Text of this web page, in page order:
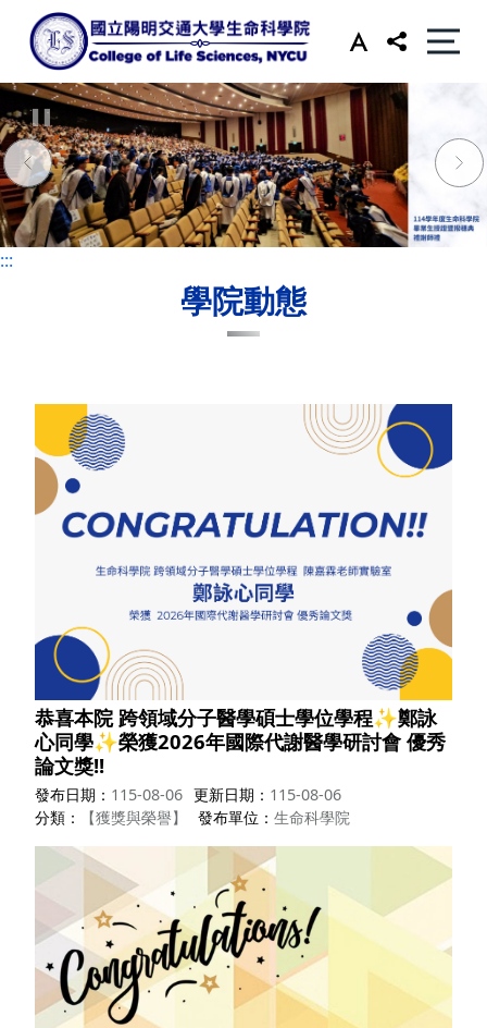
:::
:::
學院動態
恭喜本院 跨領域分子醫學碩士學位學程✨鄭詠
心同學✨榮獲2026年國際代謝醫學研討會 優秀
論文獎!!
發布日期 115-08-06 更新日期
115-08-06
分類
【獲獎與榮譽】 發布單位 生命科學院